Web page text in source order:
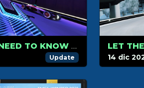
EVERYTHING YOU NEED TO KNOW ABOUT PRESTIGE SKINS
Update 14 dic